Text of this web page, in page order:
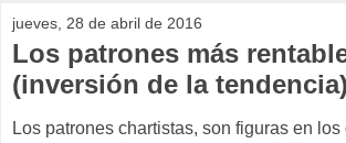
jueves, 28 de abril de 2016
Los patrones más
(inversión de la tendencia)
Los patrones chartistas, son figuras en los